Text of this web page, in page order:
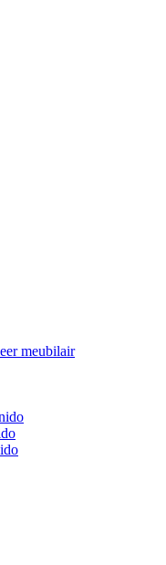
meubilair